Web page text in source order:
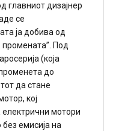
главниот дизајнер
се
ја добива од
промената”. Под
(која
до
да стане
кој
електрични мотори
емисија на